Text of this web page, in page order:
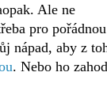
Ale ne
pro
nápad, aby z
. Nebo ho